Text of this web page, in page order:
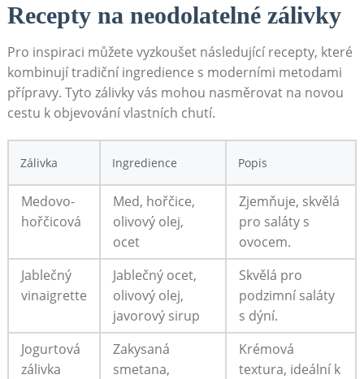
Recepty na neodolatelné zálivky
Pro inspiraci můžete‍ vyzkoušet​ následující recepty, které
kombinují⁢ tradiční‌ ingredience s moderními metodami
přípravy. Tyto zálivky vás mohou nasměrovat na novou
cestu k objevování vlastních chutí.
Zálivka Ingredience Popis
Medovo-
hořčicová
Med, hořčice,
olivový ​olej,
ocet
Zjemňuje, skvělá
pro saláty s
ovocem.
Jablečný
vinaigrette
Jablečný ocet,
olivový olej,
javorový ​sirup
Skvělá pro
podzimní saláty
s dýní.
Jogurtová
zálivka
Zakysaná
smetana,
Krémová
textura, ideální k